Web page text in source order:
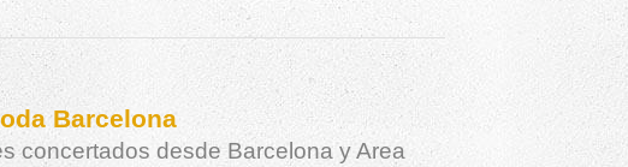
Barcelona
concertados desde Barcelona y Area